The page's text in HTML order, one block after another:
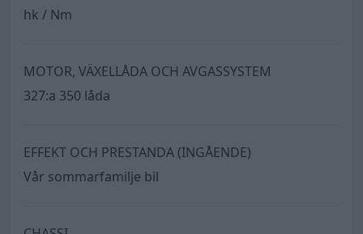
hk / Nm
MOTOR, VÄXELLÅDA OCH AVGASSYSTEM
327:a 350 låda
EFFEKT OCH PRESTANDA (INGÅENDE)
Vår sommarfamilje bil